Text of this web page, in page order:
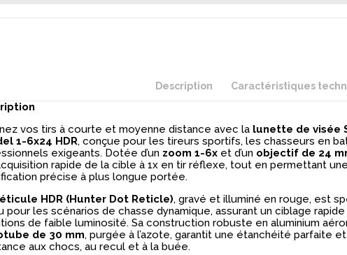
Description Caractéristiques
vos tirs à courte et moyenne distance avec la lunette de visée
1-6x24 HDR, conçue pour les tireurs sportifs, les chasseurs en
exigeants. Dotée d’un zoom 1-6xet d’un objectif de 24
rapide de la cible à 1x en tir réflexe, tout en permettant une
précise à plus longue portée.
HDR (Hunter Dot Reticle), gravé et illuminé en rouge, est
pour les scénarios de chasse dynamique, assurant un ciblage
de faible luminosité. Sa construction robuste en aluminium
de 30 mm, purgée à l’azote, garantit une étanchéité parfaite
aux chocs, au recul et à la buée.